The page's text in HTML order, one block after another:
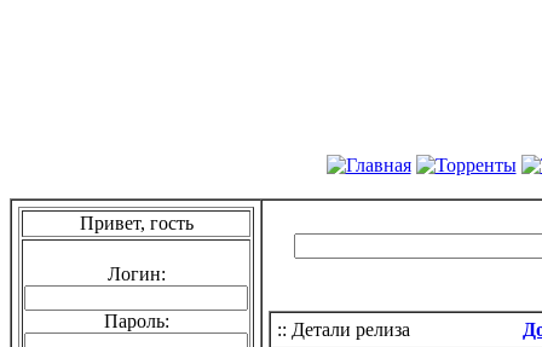
Привет, гость
Логин:
Пароль: :: Детали релиза